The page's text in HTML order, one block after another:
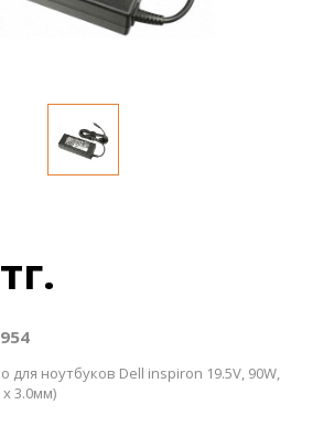
для ноутбуков Dell inspiron 19.5V, 90W,
3.0мм)